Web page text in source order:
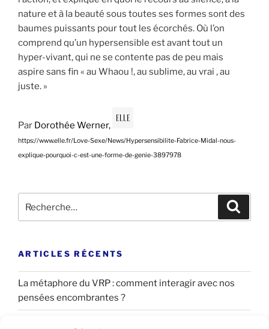
nature et à la beauté sous toutes ses formes sont des
baumes puissants pour tout les écorchés. Où l’on
comprend qu’un hypersensible est avant tout un
hyper-vivant, qui ne se contente pas de peu mais
aspire sans fin « au Whaou !, au sublime, au vrai , au
juste. »
Par Dorothée Werner,
https://www.elle.fr/Love-Sexe/News/Hypersensibilite-Fabrice-Midal-nous-
explique-pourquoi-c-est-une-forme-de-genie-3897978
pour
ARTICLES RÉCENTS
La métaphore du VRP : comment interagir avec nos
pensées encombrantes ?